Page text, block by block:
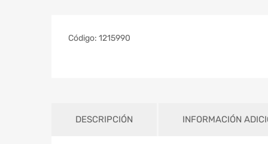
Código: 1215990
DESCRIPCIÓN INFORMACIÓN